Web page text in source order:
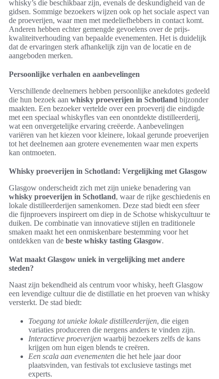
whisky’s die beschikbaar zijn, evenals de deskundigheid van de
gidsen. Sommige bezoekers wijzen ook op het sociale aspect van
de proeverijen, waar men met medeliefhebbers in contact komt.
Anderen hebben echter gemengde gevoelens over de prijs-
kwaliteitverhouding van bepaalde evenementen. Het is duidelijk
dat de ervaringen sterk afhankelijk zijn van de locatie en de
aangeboden merken.
Persoonlijke verhalen en aanbevelingen
Verschillende deelnemers hebben persoonlijke anekdotes gedeeld
die hun bezoek aan whisky proeverijen in Schotland bijzonder
maakten. Een bezoeker vertelde over een proeverij die eindigde
met een speciaal whiskyfles van een onontdekte distilleerderij,
wat een onvergetelijke ervaring creëerde. Aanbevelingen
variëren van het kiezen voor kleinere, lokaal gerunde proeverijen
tot het deelnemen aan grotere evenementen waar men experts
kan ontmoeten.
Whisky proeverijen in Schotland: Vergelijking met Glasgow
Glasgow onderscheidt zich met zijn unieke benadering van
whisky proeverijen in Schotland, waar de rijke geschiedenis en
lokale distilleerderijen samenkomen. Deze stad biedt een sfeer
die fijnproevers inspireert om diep in de Schotse whiskycultuur te
duiken. De combinatie van innovatieve stijlen en traditionele
smaken maakt het een onmiskenbare bestemming voor het
ontdekken van de beste whisky tasting Glasgow.
Wat maakt Glasgow uniek in vergelijking met andere
steden?
Naast zijn bekendheid als centrum voor whisky, heeft Glasgow
een levendige cultuur die de distillatie en het proeven van whisky
versterkt. De stad biedt:
Toegang tot unieke lokale distilleerderijen, die eigen
variaties produceren die nergens anders te vinden zijn.
Interactieve proeverijen waarbij bezoekers zelfs de kans
krijgen om hun eigen blends te creëren.
Een scala aan evenementen die het hele jaar door
plaatsvinden, van festivals tot exclusieve tastings met
experts.